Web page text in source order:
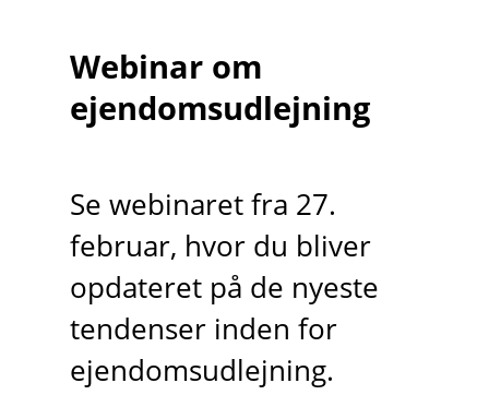
Webinar om
ejendomsudlejning
Se webinaret fra 27.
februar, hvor du bliver
opdateret på de nyeste
tendenser inden for
ejendomsudlejning.